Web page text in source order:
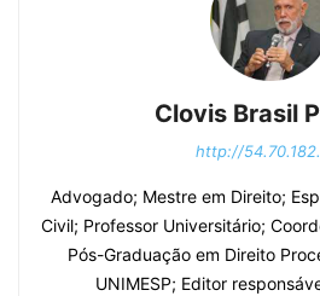
Clovis Brasil
http://
Advogado; Mestre em Direito;
Civil; Professor Universitário;
Pós-Graduação em Direito
UNIMESP; Editor